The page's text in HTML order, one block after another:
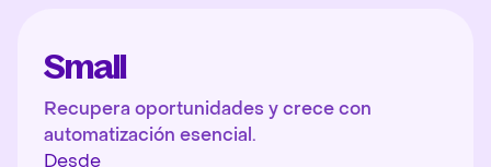
Small
Recupera oportunidades y crece con
automatización esencial.
Desde